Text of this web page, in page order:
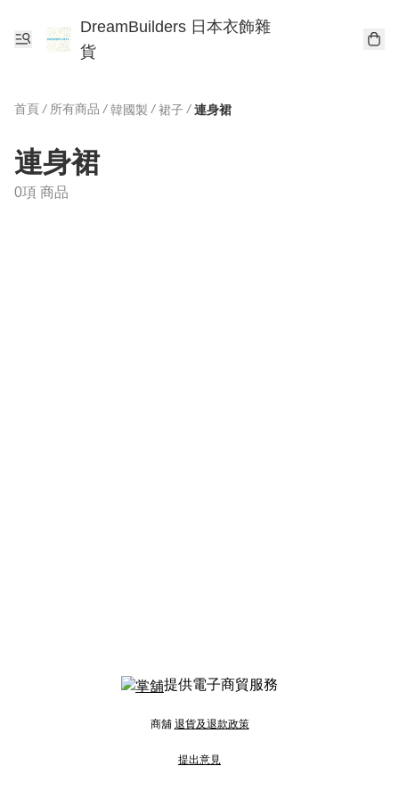
DreamBuilders 日本衣飾雜
貨
首頁 / 所有商品 / 韓國製 / 裙子 / 連身裙
連身裙
0項 商品
提供電子商貿服務
商舖 退貨及退款政策
提出意見